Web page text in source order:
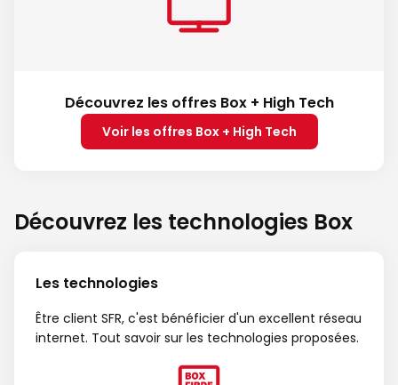
Découvrez les offres Box + High Tech
Voir les offres Box + High Tech
Découvrez les technologies Box
Les technologies
Être client SFR, c'est bénéficier d'un excellent réseau
internet. Tout savoir sur les technologies proposées.